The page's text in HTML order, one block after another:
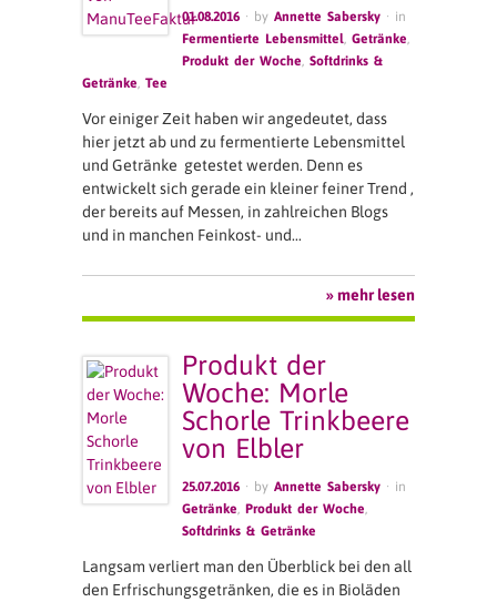
01.08.2016 · byAnnette Sabersky · in
Fermentierte Lebensmittel,Getränke,
Produkt der Woche,Softdrinks &
Getränke, Tee
Vor einiger Zeit haben wir angedeutet, dass
hier jetzt ab und zu fermentierte Lebensmittel
und Getränke getestet werden. Denn es
entwickelt sich gerade ein kleiner feiner Trend ,
der bereits auf Messen, in zahlreichen Blogs
und in manchen Feinkost- und…
» mehr lesen
Produkt der
Woche: Morle
Schorle Trinkbeere
von Elbler
25.07.2016 · byAnnette Sabersky · in
Getränke ,Produkt der Woche
Softdrinks & Getränke
Langsam verliert man den Überblick bei den all
den Erfrischungsgetränken, die es in Bioläden